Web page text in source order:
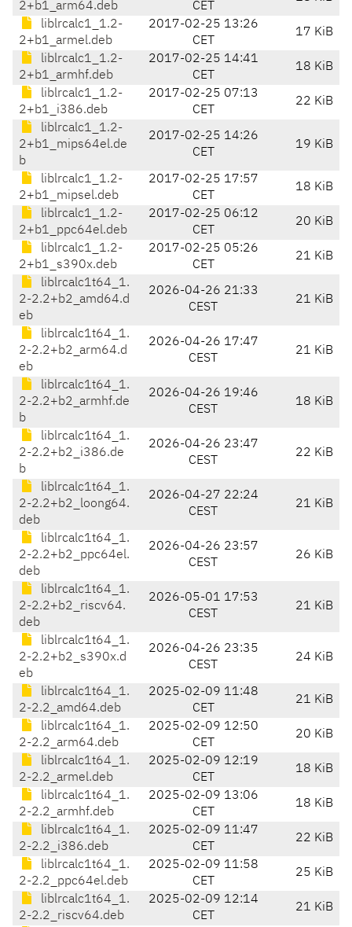
2+b1_arm64.deb CET
liblrcalc1_1.2-
2+b1_armel.deb
2017-02-25 13:26
CET
17 KiB
liblrcalc1_1.2-
2+b1_armhf.deb
2017-02-25 14:41
CET
18 KiB
liblrcalc1_1.2-
2+b1_i386.deb
2017-02-25 07:13
CET
22 KiB
liblrcalc1_1.2-
2+b1_mips64el.de
b
2017-02-25 14:26
CET
19 KiB
liblrcalc1_1.2-
2+b1_mipsel.deb
2017-02-25 17:57
CET
18 KiB
liblrcalc1_1.2-
2+b1_ppc64el.deb
2017-02-25 06:12
CET
20 KiB
liblrcalc1_1.2-
2+b1_s390x.deb
2017-02-25 05:26
CET
21 KiB
liblrcalc1t64_1.
2-2.2+b2_amd64.d
eb
2026-04-26 21:33
CEST
21 KiB
liblrcalc1t64_1.
2-2.2+b2_arm64.d
eb
2026-04-26 17:47
CEST
21 KiB
liblrcalc1t64_1.
2-2.2+b2_armhf.de
b
2026-04-26 19:46
CEST
18 KiB
liblrcalc1t64_1.
2-2.2+b2_i386.de
b
2026-04-26 23:47
CEST
22 KiB
liblrcalc1t64_1.
2-2.2+b2_loong64.
deb
2026-04-27 22:24
CEST
21 KiB
liblrcalc1t64_1.
2-2.2+b2_ppc64el.
deb
2026-04-26 23:57
CEST
26 KiB
liblrcalc1t64_1.
2-2.2+b2_riscv64.
deb
2026-05-01 17:53
CEST
21 KiB
liblrcalc1t64_1.
2-2.2+b2_s390x.d
eb
2026-04-26 23:35
CEST
24 KiB
liblrcalc1t64_1.
2-2.2_amd64.deb
2025-02-09 11:48
CET
21 KiB
liblrcalc1t64_1.
2-2.2_arm64.deb
2025-02-09 12:50
CET
20 KiB
liblrcalc1t64_1.
2-2.2_armel.deb
2025-02-09 12:19
CET
18 KiB
liblrcalc1t64_1.
2-2.2_armhf.deb
2025-02-09 13:06
CET
18 KiB
liblrcalc1t64_1.
2-2.2_i386.deb
2025-02-09 11:47
CET
22 KiB
liblrcalc1t64_1.
2-2.2_ppc64el.deb
2025-02-09 11:58
CET
25 KiB
liblrcalc1t64_1.
2-2.2_riscv64.deb
2025-02-09 12:14
CET
21 KiB